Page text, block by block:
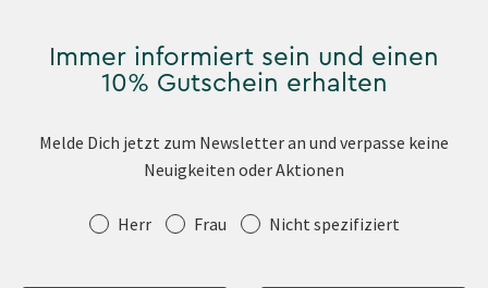
Immer informiert sein und einen
10% Gutschein erhalten
Melde Dich jetzt zum Newsletter an und verpasse keine
Neuigkeiten oder Aktionen
Anrede Herr Frau Nicht spezifiziert